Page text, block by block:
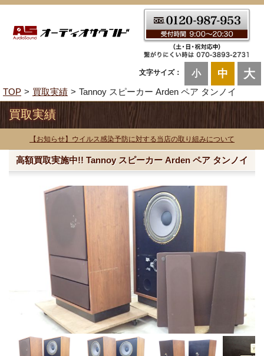
文字サイズ： 小 中 大
TOP 買取実績 Tannoy スピーカー Arden ペア タンノイ
買取実績
【お知らせ】ウイルス感染予防に対する当店の取り組みについて
高額買取実施中!! Tannoy スピーカー Arden ペア タンノイ